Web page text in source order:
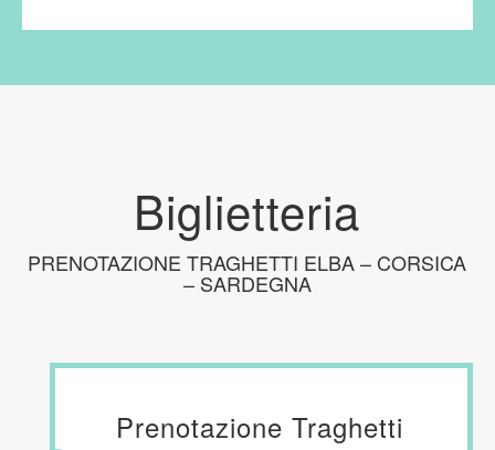
Biglietteria
PRENOTAZIONE TRAGHETTI ELBA – CORSICA
– SARDEGNA
Prenotazione Traghetti